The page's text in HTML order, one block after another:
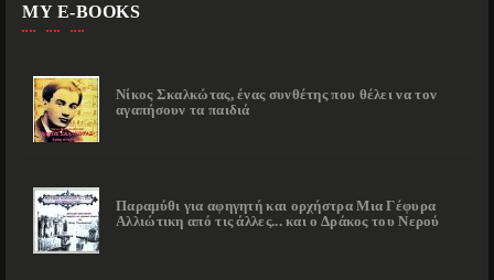
MY E-BOOKS
Νίκος Σκαλκώτας, ένας συνθέτης που θέλει να τον
αγαπήσουν τα παιδιά
Παραμύθι για αφηγητή και ορχήστρα Μια Γέφυρα
Αλλιώτικη από τις άλλες... και ο Δράκος του Νερού